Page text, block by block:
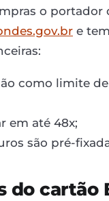
o portador
e
como limite
em até 48x;
são pré-
do cartão